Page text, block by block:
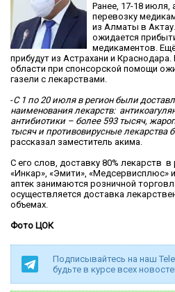
Ранее, 17-18 июля,
перевозку
из Алматы в
ожидается
медикаментов.
прибудут из Астрахани и
области при спонсорской помощи
газели с лекарствами.
-С 1 по 20 июля в регион были
наименования лекарств:
антибиотики – более 593 тысяч,
тысяч и противовирусные лекарства
рассказал заместитель акима.
С его слов, доставку 80% лекарств
«Инкар», «Эмити»,
аптек занимаются розничной
осуществляется доставка
объемах.
Фото ЦОК
Подписывайтесь на наш
будьте в курсе всех